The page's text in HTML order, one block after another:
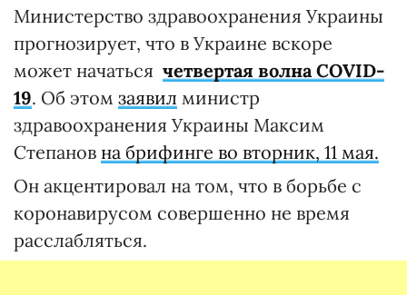
Министерство здравоохранения Украины
прогнозирует, что в Украине вскоре
может начаться четвертая волна COVID-
19. Об этом заявил министр
здравоохранения Украины Максим
Степанов на брифинге во вторник, 11 мая.
Он акцентировал на том, что в борьбе с
коронавирусом совершенно не время
расслабляться.